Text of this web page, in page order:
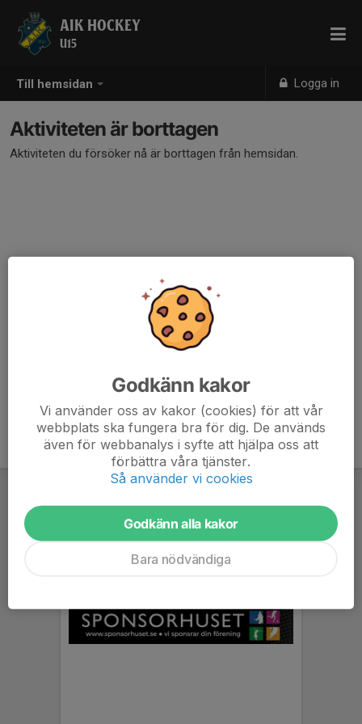
Till hemsidan Logga in
AIK HOCKEY
U15
Aktiviteten är borttagen
Aktiviteten du försöker nå är borttagen från hemsidan.
Godkänn kakor
Vi använder oss av kakor (cookies) för att vår
webbplats ska fungera bra för dig. De används
även för webbanalys i syfte att hjälpa oss att
förbättra våra tjänster.
Så använder vi cookies
Godkänn alla kakor
Bara nödvändiga